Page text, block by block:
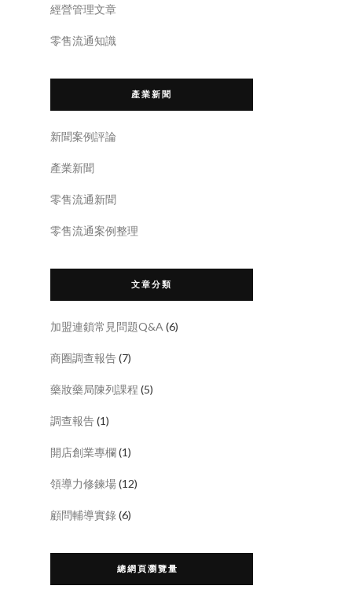
經營管理文章
零售流通知識
產業新聞
新聞案例評論
產業新聞
零售流通新聞
零售流通案例整理
文章分類
加盟連鎖常見問題Q&A (6)
商圈調查報告(7)
藥妝藥局陳列課程 (5)
調查報告(1)
開店創業專欄(1)
領導力修鍊場(12)
顧問輔導實錄(6)
總網頁瀏覽量